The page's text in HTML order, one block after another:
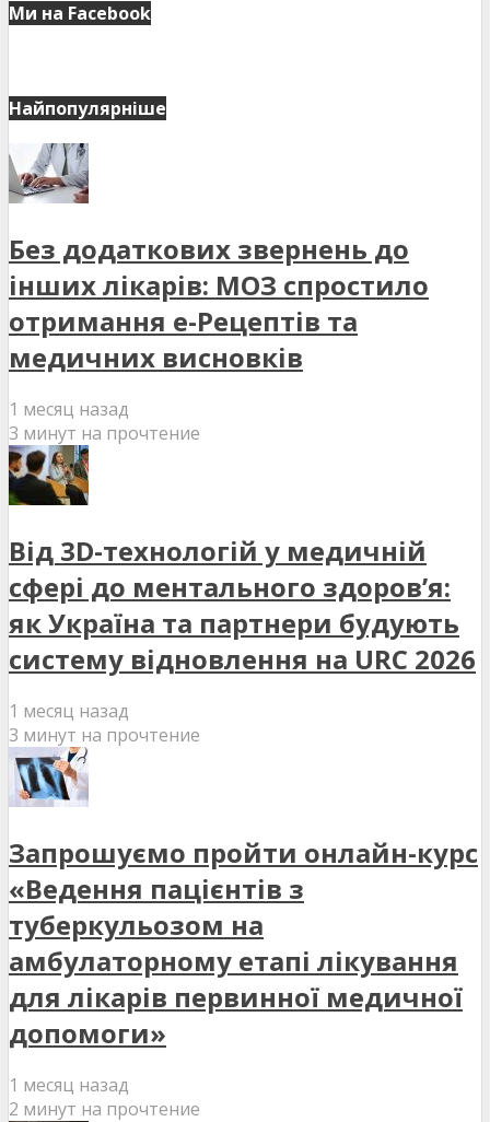
Ми на Facebook
Найпопулярніше
Без додаткових звернень до
інших лікарів: МОЗ спростило
отримання е-Рецептів та
медичних висновків
1 месяц назад
3 минут на прочтение
Від 3D-технологій у медичній
сфері до ментального здоров’я:
як Україна та партнери будують
систему відновлення на URC 2026
1 месяц назад
3 минут на прочтение
Запрошуємо пройти онлайн-курс
«Ведення пацієнтів з
туберкульозом на
амбулаторному етапі лікування
для лікарів первинної медичної
допомоги»
1 месяц назад
2 минут на прочтение